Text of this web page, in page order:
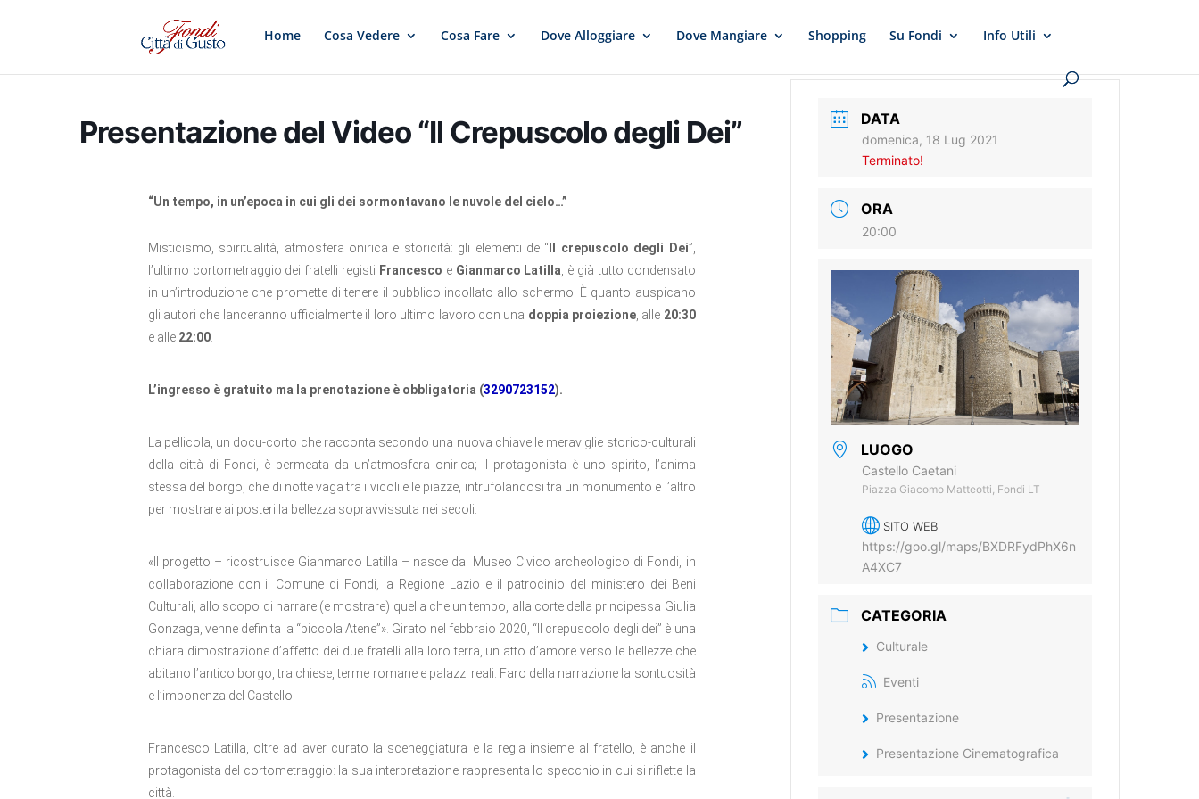
Home Cosa Vedere Cosa Fare Dove Alloggiare Dove Mangiare Shopping Su Fondi Info Utili
Presentazione del Video “Il Crepuscolo degli Dei”
“Un tempo, in un’epoca in cui gli dei sormontavano le nuvole del cielo…”
Misticismo, spiritualità, atmosfera onirica e storicità: gli elementi de “ Il crepuscolo degli Dei”,
l’ultimo cortometraggio dei fratelli registi Francesco e Gianmarco Latilla , è già tutto condensato
in un’introduzione che promette di tenere il pubblico incollato allo schermo. È quanto auspicano
gli autori che lanceranno ufficialmente il loro ultimo lavoro con una doppia proiezione, alle 20:30
e alle 22:00.
L’ingresso è gratuito ma la prenotazione è obbligatoria (3290723152).
La pellicola, un docu-corto che racconta secondo una nuova chiave le meraviglie storico-culturali
della città di Fondi, è permeata da un’atmosfera onirica; il protagonista è uno spirito, l’anima
stessa del borgo, che di notte vaga tra i vicoli e le piazze, intrufolandosi tra un monumento e l’altro
per mostrare ai posteri la bellezza sopravvissuta nei secoli.
«Il progetto – ricostruisce Gianmarco Latilla – nasce dal Museo Civico archeologico di Fondi, in
collaborazione con il Comune di Fondi, la Regione Lazio e il patrocinio del ministero dei Beni
Culturali, allo scopo di narrare (e mostrare) quella che un tempo, alla corte della principessa Giulia
Gonzaga, venne definita la “piccola Atene”». Girato nel febbraio 2020, “Il crepuscolo degli dei” è una
chiara dimostrazione d’affetto dei due fratelli alla loro terra, un atto d’amore verso le bellezze che
abitano l’antico borgo, tra chiese, terme romane e palazzi reali. Faro della narrazione la sontuosità
e l’imponenza del Castello.
Francesco Latilla, oltre ad aver curato la sceneggiatura e la regia insieme al fratello, è anche il
protagonista del cortometraggio: la sua interpretazione rappresenta lo specchio in cui si riflette la
città.
DATA
domenica, 18 Lug 2021
Terminato!
ORA
20:00
LUOGO
Castello Caetani
Piazza Giacomo Matteotti, Fondi LT
SITO WEB
https://goo.gl/maps/BXDRFydPhX6n
A4XC7
CATEGORIA
Culturale
Eventi
Presentazione
Presentazione Cinematografica